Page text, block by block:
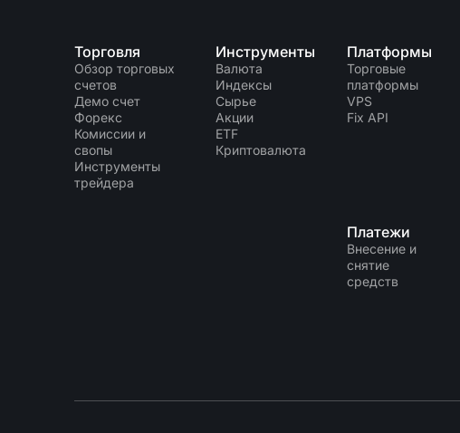
Торговля
Обзор торговых
счетов
Демо счет
Форекс
Комиссии и
свопы
Инструменты
трейдера
Инструменты
Валюта
Индексы
Сырье
Акции
ETF
Криптовалюта
Платформы
Торговые
платформы
VPS
Fix API
Платежи
Внесение и
снятие
средств